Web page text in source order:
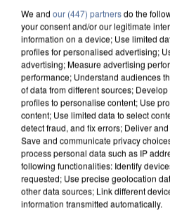
We and our (447) partnersdo the
your consent and/or our legitimate
information on a device; Use limited
profiles for personalised advertising;
advertising; Measure advertising
performance; Understand audiences
of data from different sources;
profiles to personalise content; Use
content; Use limited data to select
detect fraud, and fix errors; Deliver
Save and communicate privacy
process personal data such as IP
following functionalities: Identify
requested; Use precise geolocation
other data sources; Link different
information transmitted automatically.